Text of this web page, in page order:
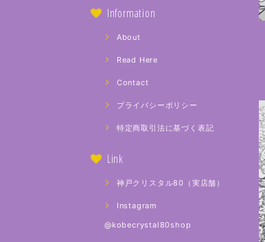
Information
About
Read Here
Contact
プライバシーポリシー
特定商取引法に基づく表記
Link
神戸クリスタル80（実店舗）
Instagram
@kobecrystal80shop